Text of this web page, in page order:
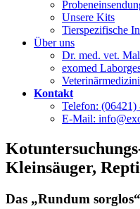
Unsere Kits
Tierspezifische
Über uns
Dr. med. vet.
exomed
Kontakt
Telefon: (06421)
E-Mail:
Kleinsäuger,
Das „Rundum